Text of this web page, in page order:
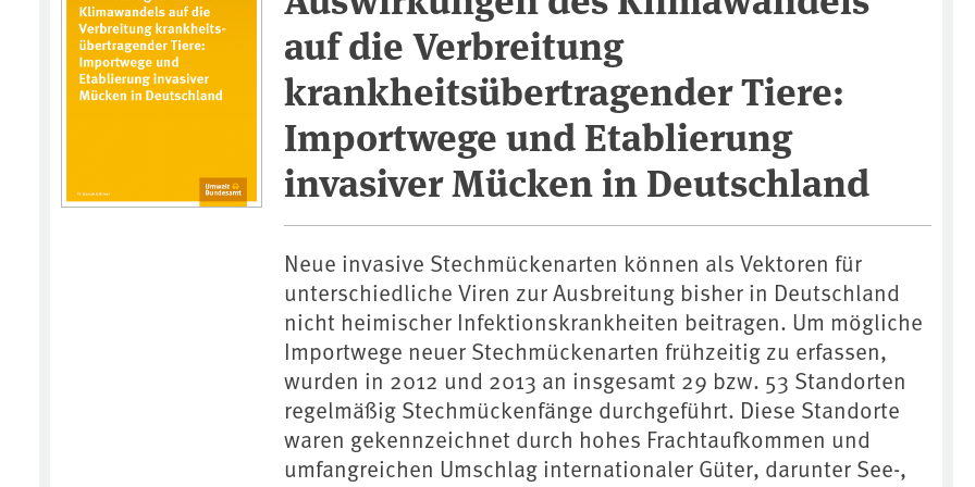
auf die Verbreitung
krankheitsübertragender Tiere:
Importwege und Etablierung
invasiver Mücken in Deutschland
Neue invasive Stechmückenarten können als Vektoren für
unterschiedliche Viren zur Ausbreitung bisher in Deutschland
nicht heimischer Infektionskrankheiten beitragen. Um mögliche
Importwege neuer Stechmückenarten frühzeitig zu erfassen,
wurden in 2012 und 2013 an insgesamt 29 bzw. 53 Standorten
regelmäßig Stechmückenfänge durchgeführt. Diese Standorte
waren gekennzeichnet durch hohes Frachtaufkommen und
umfangreichen Umschlag internationaler Güter, darunter See-,